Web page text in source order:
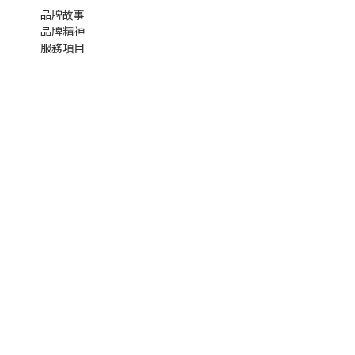
品牌故事
品牌精神
服務項目